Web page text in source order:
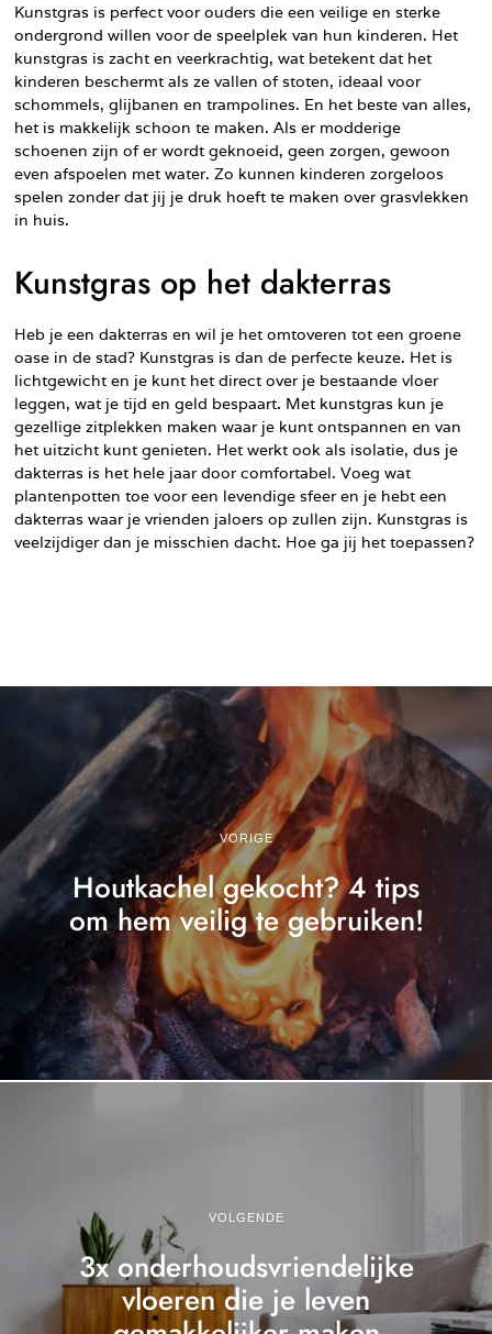
Kunstgras is perfect voor ouders die een veilige en sterke
ondergrond willen voor de speelplek van hun kinderen. Het
kunstgras is zacht en veerkrachtig, wat betekent dat het
kinderen beschermt als ze vallen of stoten, ideaal voor
schommels, glijbanen en trampolines. En het beste van alles,
het is makkelijk schoon te maken. Als er modderige
schoenen zijn of er wordt geknoeid, geen zorgen, gewoon
even afspoelen met water. Zo kunnen kinderen zorgeloos
spelen zonder dat jij je druk hoeft te maken over grasvlekken
in huis.
Kunstgras op het dakterras
Heb je een dakterras en wil je het omtoveren tot een groene
oase in de stad? Kunstgras is dan de perfecte keuze. Het is
lichtgewicht en je kunt het direct over je bestaande vloer
leggen, wat je tijd en geld bespaart. Met kunstgras kun je
gezellige zitplekken maken waar je kunt ontspannen en van
het uitzicht kunt genieten. Het werkt ook als isolatie, dus je
dakterras is het hele jaar door comfortabel. Voeg wat
plantenpotten toe voor een levendige sfeer en je hebt een
dakterras waar je vrienden jaloers op zullen zijn. Kunstgras is
veelzijdiger dan je misschien dacht. Hoe ga jij het toepassen?
VORIGE
Houtkachel gekocht? 4 tips
om hem veilig te gebruiken!
VOLGENDE
3x onderhoudsvriendelijke
vloeren die je leven